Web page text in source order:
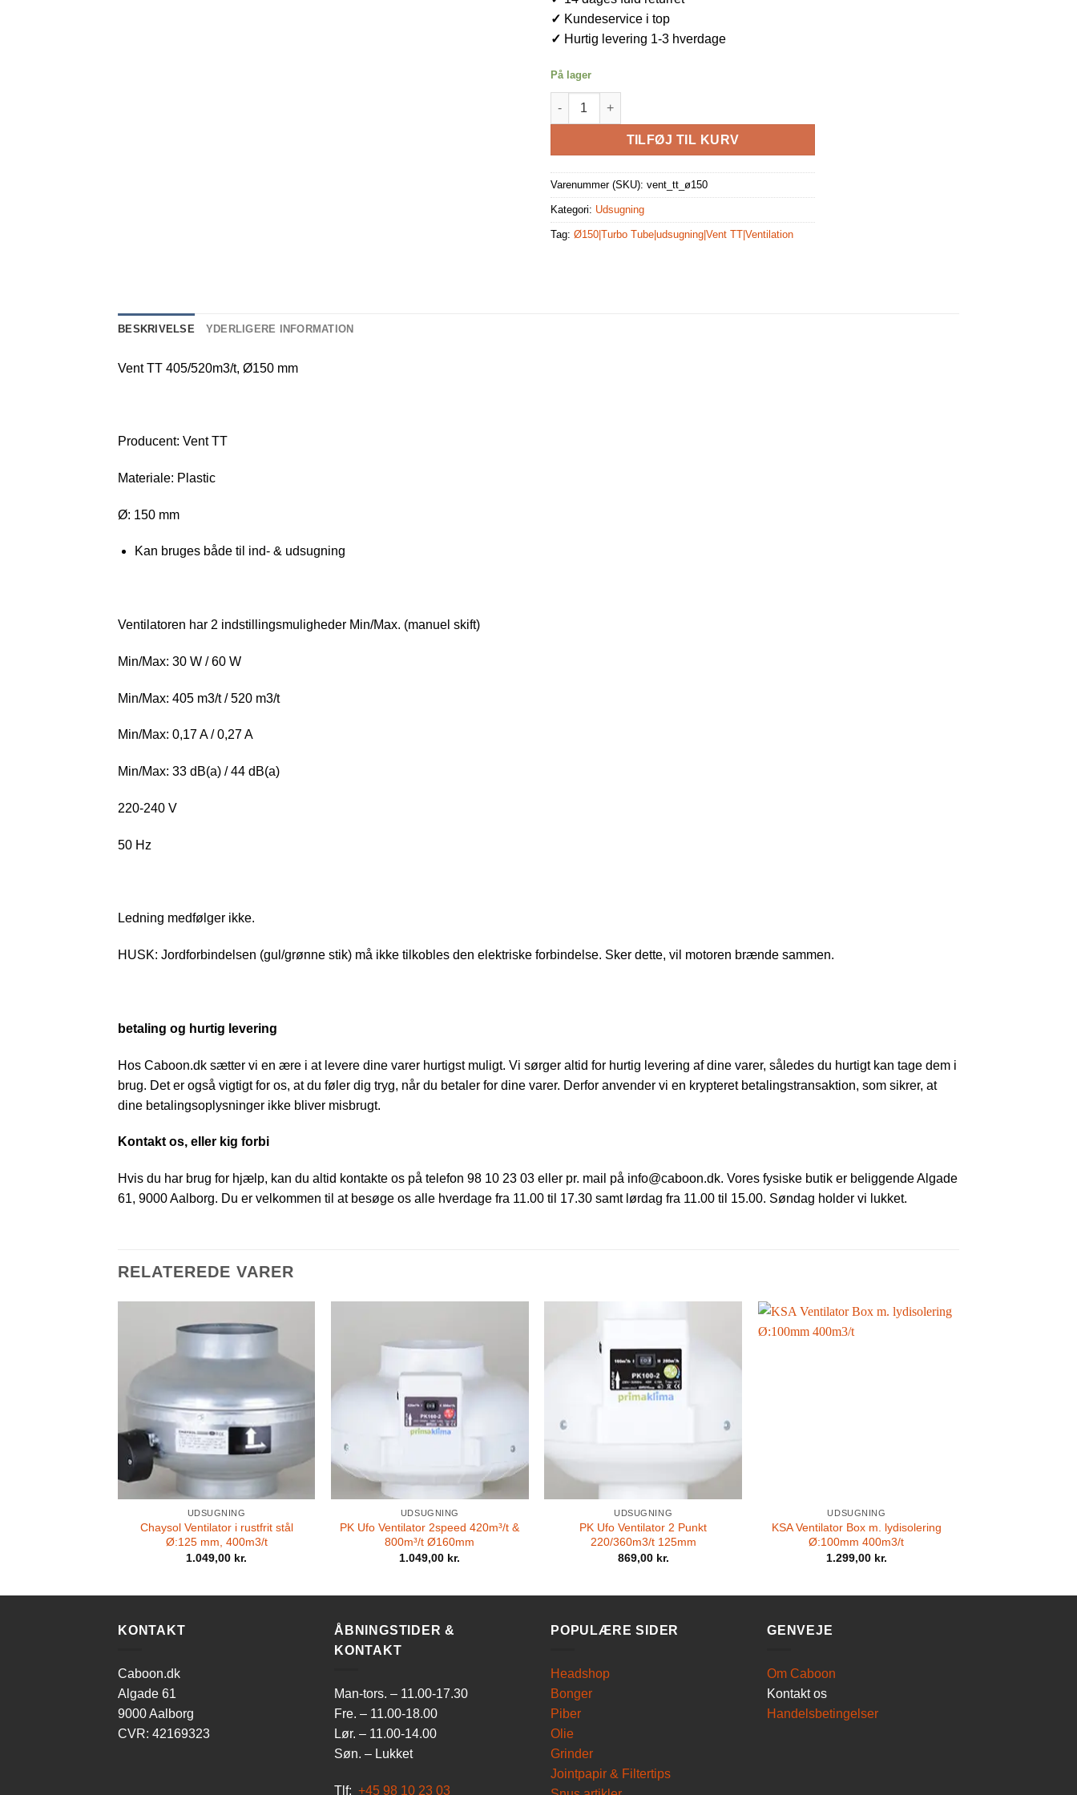
✓ Kundeservice i top
✓ Hurtig levering 1-3 hverdage
På lager
Vent TT 405/520m3/t, Ø150 mm antal
TILFØJ TIL KURV
Varenummer (SKU): vent_tt_ø150
Kategori: Udsugning
Tag: Ø150|Turbo Tube|udsugning|Vent TT|Ventilation
BESKRIVELSE YDERLIGERE INFORMATION
Vent TT 405/520m3/t, Ø150 mm
Producent: Vent TT
Materiale: Plastic
Ø: 150 mm
Kan bruges både til ind- & udsugning
Ventilatoren har 2 indstillingsmuligheder Min/Max. (manuel skift)
Min/Max: 30 W / 60 W
Min/Max: 405 m3/t / 520 m3/t
Min/Max: 0,17 A / 0,27 A
Min/Max: 33 dB(a) / 44 dB(a)
220-240 V
50 Hz
Ledning medfølger ikke.
HUSK: Jordforbindelsen (gul/grønne stik) må ikke tilkobles den elektriske forbindelse. Sker dette, vil motoren brænde sammen.
betaling og hurtig levering
Hos Caboon.dk sætter vi en ære i at levere dine varer hurtigst muligt. Vi sørger altid for hurtig levering af dine varer, således du hurtigt kan tage dem i
brug. Det er også vigtigt for os, at du føler dig tryg, når du betaler for dine varer. Derfor anvender vi en krypteret betalingstransaktion, som sikrer, at
dine betalingsoplysninger ikke bliver misbrugt.
Kontakt os, eller kig forbi
Hvis du har brug for hjælp, kan du altid kontakte os på telefon 98 10 23 03 eller pr. mail på info@caboon.dk. Vores fysiske butik er beliggende Algade
61, 9000 Aalborg. Du er velkommen til at besøge os alle hverdage fra 11.00 til 17.30 samt lørdag fra 11.00 til 15.00. Søndag holder vi lukket.
RELATEREDE VARER
UDSUGNING
Chaysol Ventilator i rustfrit stål
Ø:125 mm, 400m3/t
1.049,00 kr.
UDSUGNING
PK Ufo Ventilator 2speed 420m³/t &
800m³/t Ø160mm
1.049,00 kr.
UDSUGNING
PK Ufo Ventilator 2 Punkt
220/360m3/t 125mm
869,00 kr.
UDSUGNING
KSA Ventilator Box m. lydisolering
Ø:100mm 400m3/t
1.299,00 kr.
KONTAKT
Caboon.dk
Algade 61
9000 Aalborg
CVR: 42169323
ÅBNINGSTIDER &
KONTAKT
Man-tors. – 11.00-17.30
Fre. – 11.00-18.00
Lør. – 11.00-14.00
Søn. – Lukket
Tlf: +45 98 10 23 03
POPULÆRE SIDER
Headshop
Bonger
Piber
Olie
Grinder
Jointpapir & Filtertips
GENVEJE
Om Caboon
Kontakt os
Handelsbetingelser